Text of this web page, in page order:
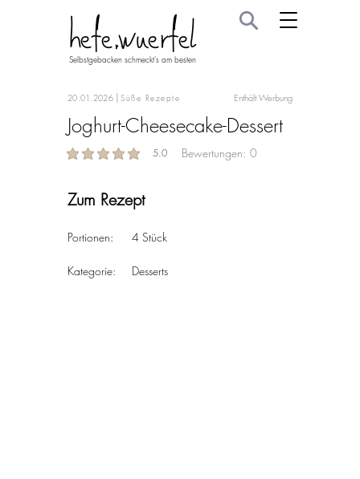
hefe.wuerfel
Selbstgebacken schmeckt's am besten
20.01.2026 |Süße Rezepte Enthält Werbung
Joghurt-Cheesecake-Dessert
Bewertungen: 0
5.0
average rating is 5 out of 5
Zum Rezept
4 Stück
Kategorie:	Desserts